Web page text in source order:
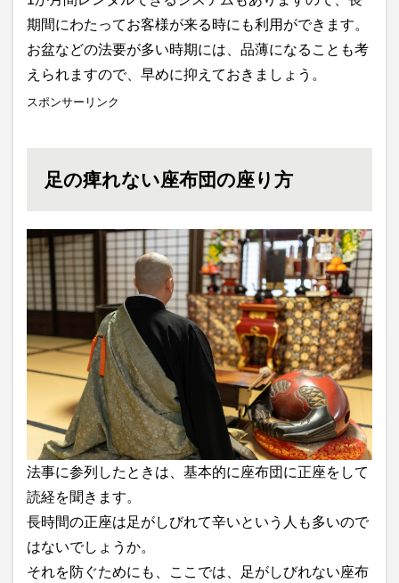
期間にわたってお客様が来る時にも利用ができます。
お盆などの法要が多い時期には、品薄になることも考
えられますので、早めに抑えておきましょう。
スポンサーリンク
足の痺れない座布団の座り方
法事に参列したときは、基本的に座布団に正座をして
読経を聞きます。
長時間の正座は足がしびれて辛いという人も多いので
はないでしょうか。
それを防ぐためにも、ここでは、足がしびれない座布